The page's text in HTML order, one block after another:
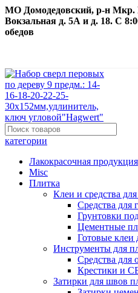
МО Домодедовский, р-н Мкр.
Вокзальная д. 5А и д. 18. С
обедов
категории
Лакокрасочная продукция
Misc
Плитка
Клеи и средства
Средства для
Грунтовки
Цементные
Готовые клеи
Инструменты для
Средства для
Крестики и
Затирки для швов